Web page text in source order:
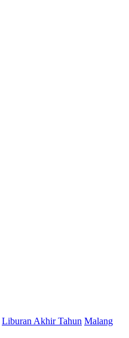
Liburan Akhir Tahun Malang